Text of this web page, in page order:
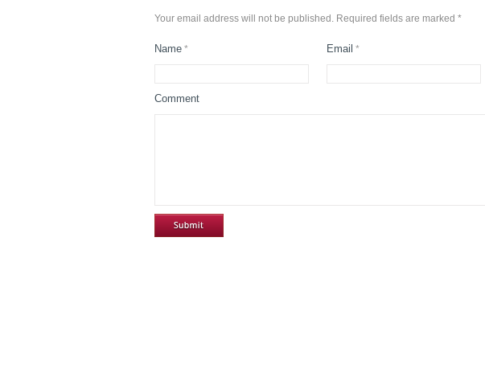
Your email address will not be published. Required fields are marked *
Name * Email *
Comment